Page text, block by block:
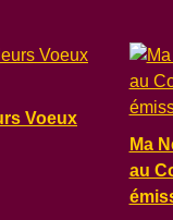
Voeux
Ma
au